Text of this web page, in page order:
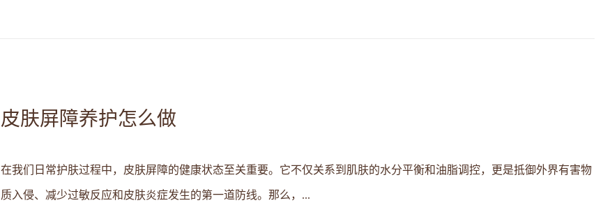
皮肤屏障养护怎么做
在我们日常护肤过程中，皮肤屏障的健康状态至关重要。它不仅关系到肌肤的水分平衡和油脂调控，更是抵御外界有害物
质入侵、减少过敏反应和皮肤炎症发生的第一道防线。那么，...